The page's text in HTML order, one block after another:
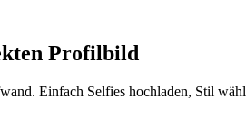
Profilbild
Einfach Selfies hochladen, Stil